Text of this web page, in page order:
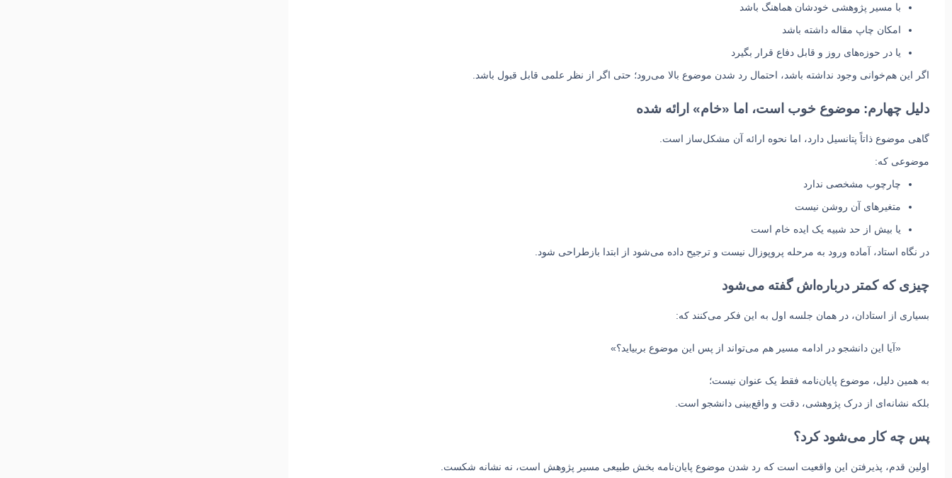
با مسیر پژوهشی خودشان هماهنگ باشد
امکان چاپ مقاله داشته باشد
یا در حوزه‌های روز و قابل دفاع قرار بگیرد
اگر این هم‌خوانی وجود نداشته باشد، احتمال رد شدن موضوع بالا می‌رود؛ حتی اگر از نظر علمی قابل قبول باشد.
دلیل چهارم: موضوع خوب است، اما «خام» ارائه شده
گاهی موضوع ذاتاً پتانسیل دارد، اما نحوه ارائه آن مشکل‌ساز است.
موضوعی که:
چارچوب مشخصی ندارد
متغیرهای آن روشن نیست
یا بیش از حد شبیه یک ایده خام است
در نگاه استاد، آماده ورود به مرحله پروپوزال نیست و ترجیح داده می‌شود از ابتدا بازطراحی شود.
چیزی که کمتر درباره‌اش گفته می‌شود
بسیاری از استادان، در همان جلسه اول به این فکر می‌کنند که:
«آیا این دانشجو در ادامه مسیر هم می‌تواند از پس این موضوع بربیاید؟»
به همین دلیل، موضوع پایان‌نامه فقط یک عنوان نیست؛
بلکه نشانه‌ای ازدرک پژوهشی، دقت و واقع‌بینی دانشجو است.
پس چه کار می‌شود کرد؟
اولین قدم، پذیرفتن این واقعیت است که رد شدن موضوع پایان‌نامه بخش طبیعی مسیر پژوهش است، نه نشانه شکست.